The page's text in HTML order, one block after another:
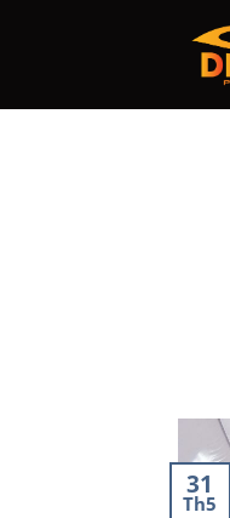
31
Th5